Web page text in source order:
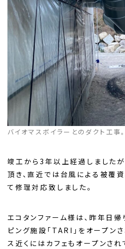
バイオマスボイラーとのダクト工事。
竣工から3年以上経過しました
頂き、直近では台風による被覆
て修理対応致しました。
エコタンファーム様は、昨年日
ピング施設「TARI」をオープン
ス近くにはカフェもオープンされ